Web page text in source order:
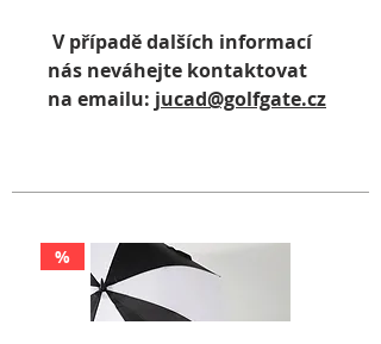
V případě dalších informací
nás neváhejte kontaktovat
na emailu: jucad@golfgate.cz
%